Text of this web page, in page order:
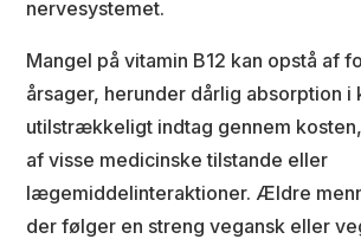
nervesystemet.
Mangel på vitamin B12 kan opstå af
årsager, herunder dårlig absorption i
utilstrækkeligt indtag gennem
af visse medicinske tilstande eller
lægemiddelinteraktioner. Ældre
der følger en streng vegansk eller